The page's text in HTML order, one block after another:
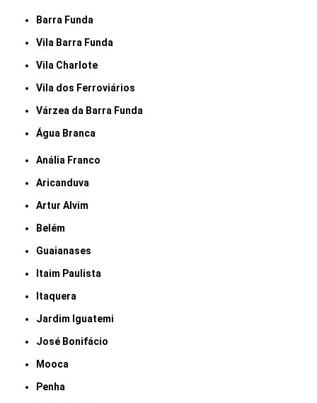
Barra Funda
Vila Barra Funda
Vila Charlote
Vila dos Ferroviários
Várzea da Barra Funda
Água Branca
Anália Franco
Aricanduva
Artur Alvim
Belém
Guaianases
Itaim Paulista
Itaquera
Jardim Iguatemi
José Bonifácio
Mooca
Penha